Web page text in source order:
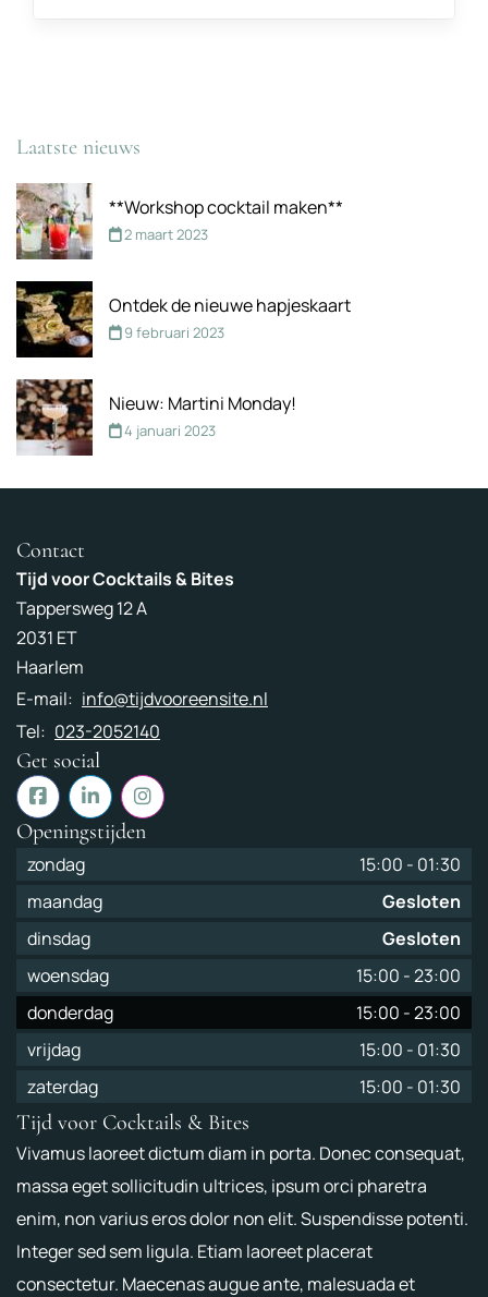
Laatste nieuws
**Workshop cocktail maken**
2 maart 2023
Ontdek de nieuwe hapjeskaart
9 februari 2023
Nieuw: Martini Monday!
4 januari 2023
Contact
Tijd voor Cocktails & Bites
Tappersweg 12 A
2031 ET
Haarlem
E-mail: info@tijdvooreensite.nl
Tel: 023-2052140
Get social
Openingstijden
zondag 15:00 - 01:30
maandag
Gesloten
dinsdag
Gesloten
woensdag
15:00 -23:00
donderdag
15:00 -23:00
vrijdag
15:00 - 01:30
zaterdag
15:00 - 01:30
Tijd voor Cocktails & Bites
Vivamus laoreet dictum diam in porta. Donec consequat,
massa eget sollicitudin ultrices, ipsum orci pharetra
enim, non varius eros dolor non elit. Suspendisse potenti.
Integer sed sem ligula. Etiam laoreet placerat
consectetur. Maecenas augue ante, malesuada et